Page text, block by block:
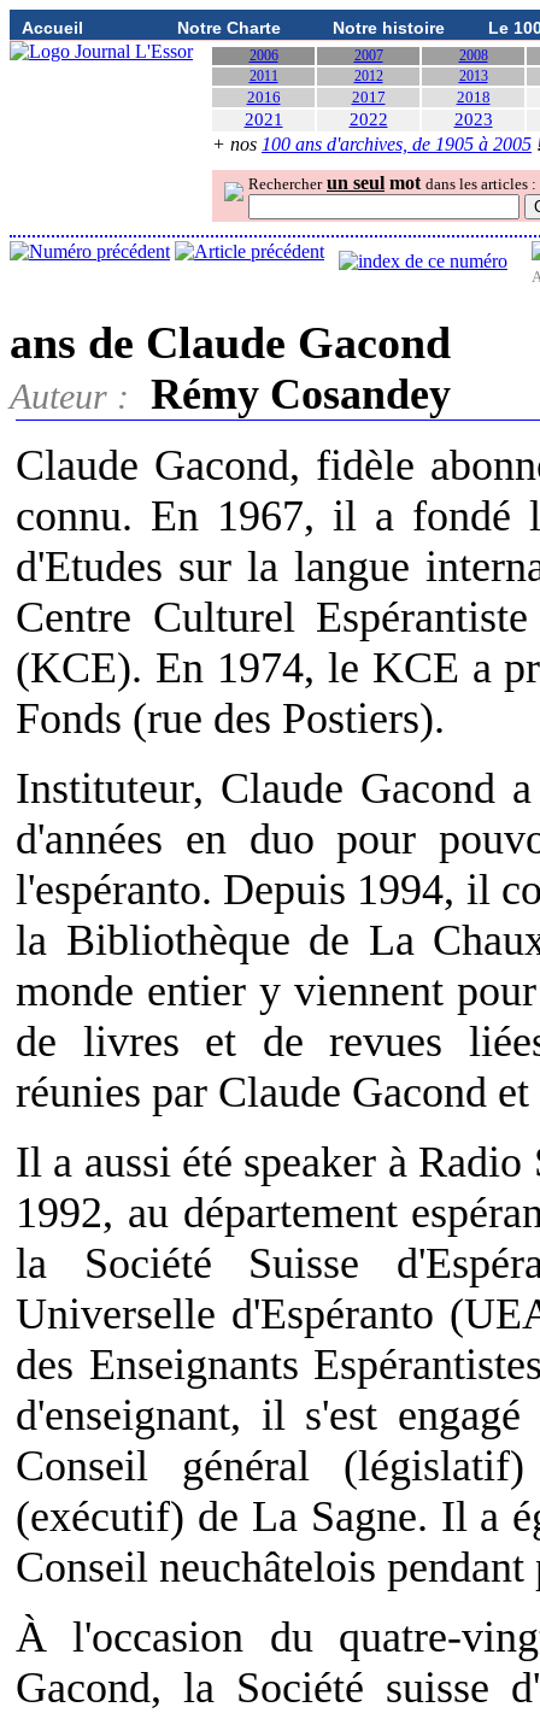
Accueil Notre Charte Notre histoire Le
2006 2007
2008
2011
2012 2013
2016 2017 2018
2021 2022 2023
+ nos 100 ans d'archives, de 1905 à 2005
Rechercher un seul mot dans les articles :
ans de Claude Gacond
Auteur :
Rémy Cosandey
Claude Gacond, fidèle
connu. En 1967, il a fondé
d'Etudes sur la langue
Centre Culturel
(KCE). En 1974, le KCE a
Fonds (rue des Postiers).
Instituteur, Claude Gacond
d'années en duo pour
l'espéranto. Depuis 1994, il
la Bibliothèque de La
monde entier y viennent
de livres et de revues
réunies par Claude Gacond
Il a aussi été speaker à
1992, au département
la Société Suisse
Universelle d'Espéranto
des Enseignants
d'enseignant, il s'est
Conseil général
(exécutif) de La Sagne. Il a
Conseil neuchâtelois pendant
À l'occasion du quatre-
Gacond, la Société suisse